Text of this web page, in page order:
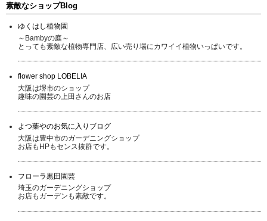
素敵なショップBlog
ゆくはし植物園
～Bambyの庭～
とっても素敵な植物専門店、広い売り場にカワイイ植物いっぱいです。
flower shop LOBELIA
大阪は堺市のショップ
趣味の園芸の上田さんのお店
よつ葉やのお気に入りブログ
大阪は豊中市のガーデニングショップ
お店もHPもセンス抜群です。
フローラ黒田園芸
埼玉のガーデニングショップ
お店もガーデンも素敵です。